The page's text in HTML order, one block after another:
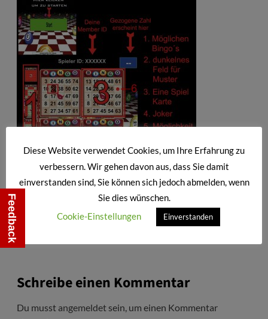
!!! Teilen Erwünscht !!!
Schreibe einen Kommentar
Du musst angemeldetsein, um einen Kommentar
Diese Website verwendet Cookies, um Ihre Erfahrung zu
verbessern. Wir gehen davon aus, dass Sie damit
einverstanden sind, Sie können sich jedoch abmelden, wenn
Sie dies wünschen.
Cookie-Einstellungen
Einverstanden
Feedback